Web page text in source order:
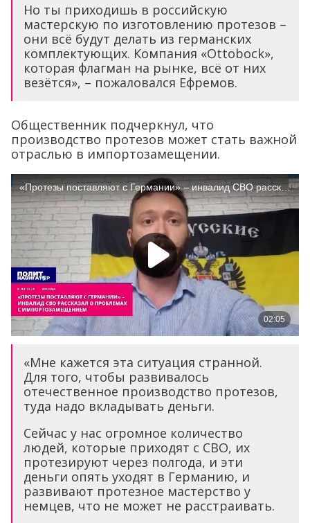
Но ты приходишь в российскую
мастерскую по изготовлению протезов –
они всё будут делать из германских
комплектующих. Компания «Ottobock»,
которая флагман на рынке, всё от них
везётся», – пожаловался Ефремов.
Общественник подчеркнул, что
производство протезов может стать важной
отраслью в импортозамещении.
«Мне кажется эта ситуация странной.
Для того, чтобы развивалось
отечественное производство протезов,
туда надо вкладывать деньги.
Сейчас у нас огромное количество
людей, которые приходят с СВО, их
протезируют через полгода, и эти
деньги опять уходят в Германию, и
развивают протезное мастерство у
немцев, что не может не расстраивать.